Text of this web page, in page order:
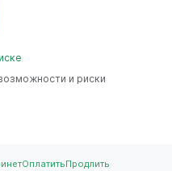
и риски
ОплатитьПродлить